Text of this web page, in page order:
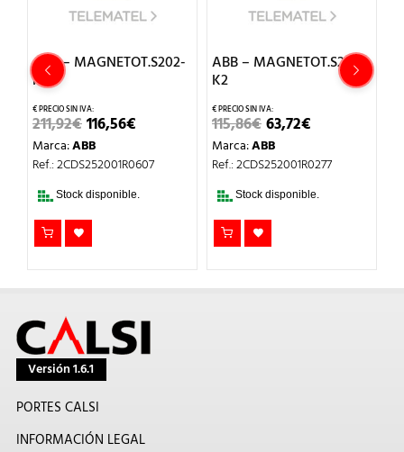
ABB – MAGNETOT.S202-
K63
211,92€EL
PRECIO
ORIGINAL
ERA:
116,56€
ES:
Marca:ABB
Ref.: 2CDS252001R0607
Stock disponible.
ABB – MAGNETOT.S202-
K2
115,86€EL
PRECIO
ORIGINAL
ERA:
63,72€
ES:
Marca:ABB
Ref.: 2CDS252001R0277
Stock disponible.
Versión 1.6.1
PORTES CALSI
INFORMACIÓN LEGAL